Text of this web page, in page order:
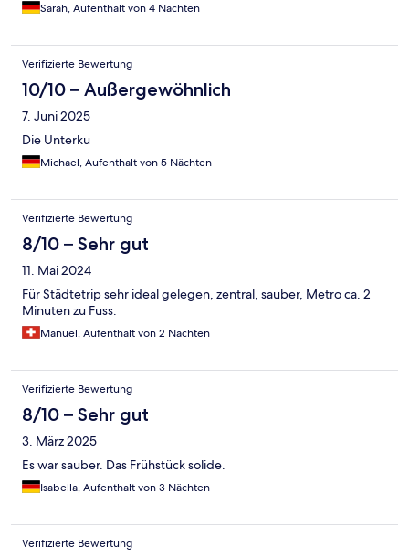
Sarah, Aufenthalt von 4 Nächten
Verifizierte Bewertung
10/10 – Außergewöhnlich
7. Juni 2025
Die Unterku
Michael, Aufenthalt von 5 Nächten
Verifizierte Bewertung
8/10 – Sehr gut
11. Mai 2024
Für Städtetrip sehr ideal gelegen, zentral, sauber, Metro ca. 2
Minuten zu Fuss.
Manuel, Aufenthalt von 2 Nächten
Verifizierte Bewertung
8/10 – Sehr gut
3. März 2025
Es war sauber. Das Frühstück solide.
Isabella, Aufenthalt von 3 Nächten
Verifizierte Bewertung